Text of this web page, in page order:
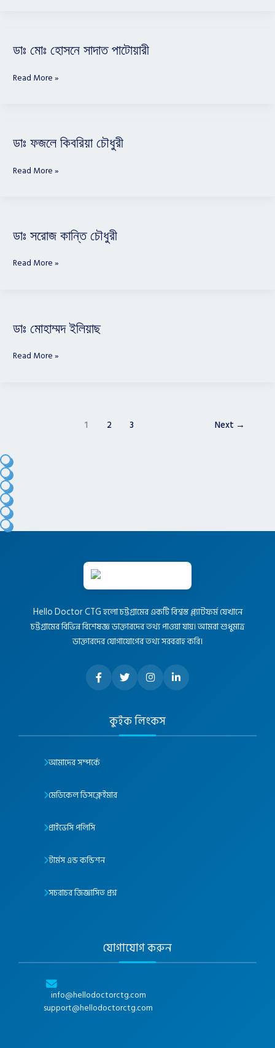
ডাঃ মোঃ হোসনে সাদাত পাটোয়ারী
ডাঃ
মোঃ
হোসনে
সাদাত
Read More »
ডাঃ ফজলে কিবরিয়া চৌধুরী
ডাঃ
ফজলে
কিবরিয়া
চৌধুরী
Read More »
ডাঃ সরোজ কান্তি চৌধুরী
ডাঃ
সরোজ
কান্তি
Read More »
ডাঃ মোহাম্মদ ইলিয়াছ
ডাঃ
মোহাম্মদ
ইলিয়াছ
Read More »
1 2 3 Next →
Hello Doctor CTG হলো চট্টগ্রামের একটি বিশ্বস্ত প্ল্যাটফর্ম যেখানে
চট্টগ্রামের বিভিন্ন বিশেষজ্ঞ ডাক্তারদের তথ্য পাওয়া যায়। আমরা শুধুমাত্র
ডাক্তারদের যোগাযোগের তথ্য সরবরাহ করি।
কুইক লিংকস
আমাদের সম্পর্কে
মেডিকেল ডিসক্লেইমার
প্রাইভেসি পলিসি
টার্মস এন্ড কন্ডিশন
সচরাচর জিজ্ঞাসিত প্রশ্ন
যোগাযোগ করুন
info@hellodoctorctg.com
support@hellodoctorctg.com